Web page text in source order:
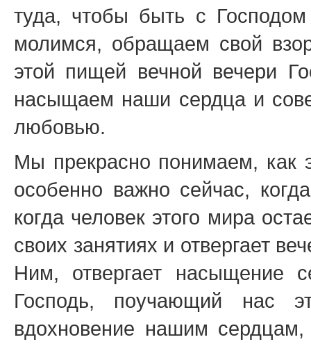
туда, чтобы быть с
молимся, обращаем свой
этой пищей вечной вечери
насыщаем наши сердца и
любовью.
Мы прекрасно понимаем, как
особенно важно сейчас,
когда человек этого мира
своих занятиях и отвергает
Ним, отвергает насыщение
Господь, поучающий нас
вдохновение нашим сердцам,